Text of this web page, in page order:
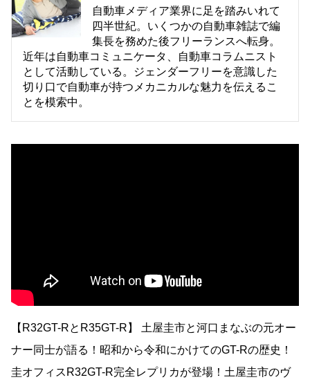
自動車メディア業界に足を踏みいれて
四半世紀。いくつかの自動車雑誌で編
集長を務めた後フリーランスへ転身。
近年は自動車コミュニケータ、自動車コラムニスト
として活動している。ジェンダーフリーを意識した
切り口で自動車が持つメカニカルな魅力を伝えるこ
とを模索中。
【R32GT-RとR35GT-R】 土屋圭市と河口まなぶの元オー
ナー同士が語る！昭和から令和にかけてのGT-Rの歴史！
圭オフィスR32GT-R完全レプリカが登場！土屋圭市のヴ